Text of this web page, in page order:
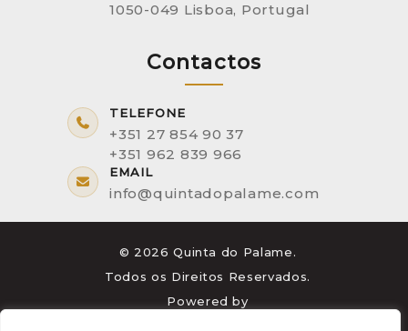
1050-049 Lisboa, Portugal
Contactos
TELEFONE
+351 27 854 90 37
+351 962 839 966
EMAIL
info@quintadopalame.com
© 2026 Quinta do Palame.
Todos os Direitos Reservados.
Powered by